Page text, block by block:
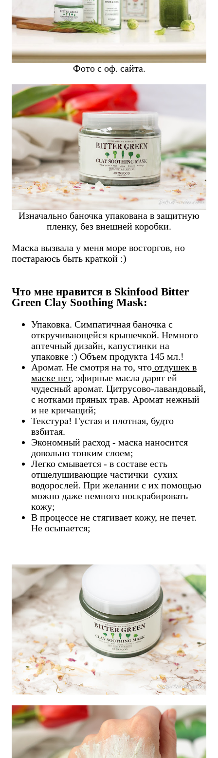
Фото с оф. сайта.
Изначально баночка упакована в защитную
пленку, без внешней коробки.
Маска вызвала у меня море восторгов, но
постараюсь быть краткой :)
Что мне нравится в Skinfood Bitter
Green Clay Soothing Mask:
Упаковка. Симпатичная баночка с
откручивающейся крышечкой. Немного
аптечный дизайн, капустинки на
упаковке :) Объем продукта 145 мл.!
Аромат. Не смотря на то, что отдушек в
маске нет, эфирные масла дарят ей
чудесный аромат. Цитрусово-лавандовый,
с нотками пряных трав. Аромат нежный
и не кричащий;
Текстура! Густая и плотная, будто
взбитая.
Экономный расход - маска наносится
довольно тонким слоем;
Легко смывается - в составе есть
отшелушивающие частички сухих
водорослей. При желании с их помощью
можно даже немного поскрабировать
кожу;
В процессе не стягивает кожу, не печет.
Не осыпается;